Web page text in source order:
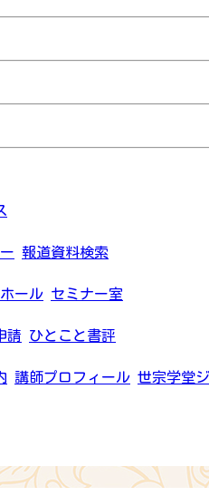
報道資料検索
ール セミナー室
請 ひとこと書評
講師プロフィール 世宗学堂